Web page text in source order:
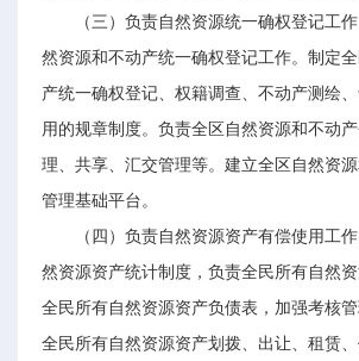
（三）负责自然资源统一确权登记工
然资源和不动产统一确权登记工作。制定
产统一确权登记、权籍调查、不动产测绘
用的规章制度。负责全区自然资源和不动
理、共享、汇交管理等。建立全区自然资
管理基础平台。
（四）负责自然资源资产有偿使用工
然资源资产统计制度，负责全民所有自然
全民所有自然资源资产负债表，加强考核
全民所有自然资源资产划拨、出让、租赁